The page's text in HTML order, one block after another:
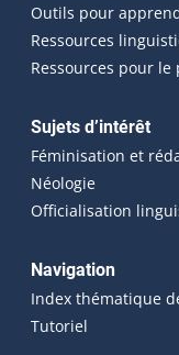
Outils pour
Ressources
Ressources pour
Sujets d’intérêt
Féminisation et
Néologie
Officialisation
Navigation
Index thématique
Tutoriel